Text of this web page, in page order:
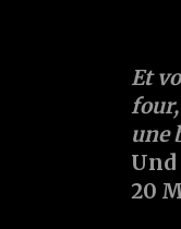
Et
four,
une
Und
20